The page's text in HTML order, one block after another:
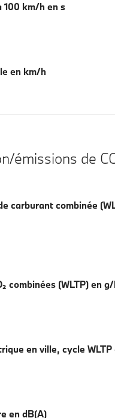
100 km/h en s
en km/h
émissions de
carburant combinée
combinées (WLTP) en
en ville, cycle WLTP
en dB(A)